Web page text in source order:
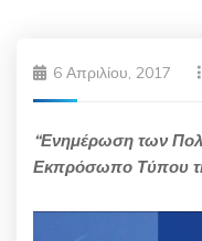
6 Απριλίου, 2017
“Ενημέρωση των
Εκπρόσωπο Τύπου